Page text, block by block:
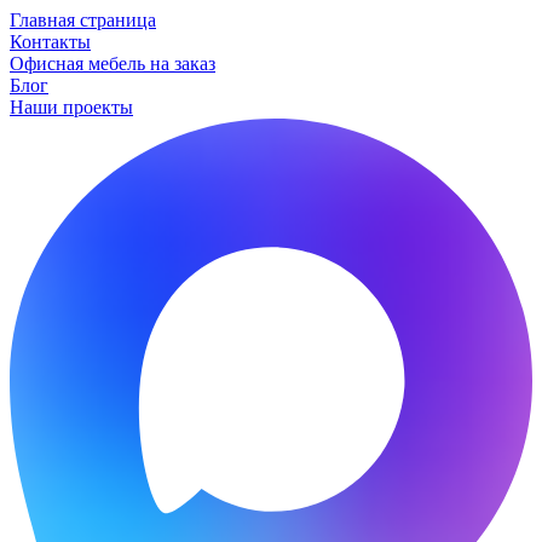
Главная страница
Контакты
Офисная мебель на заказ
Блог
Наши проекты